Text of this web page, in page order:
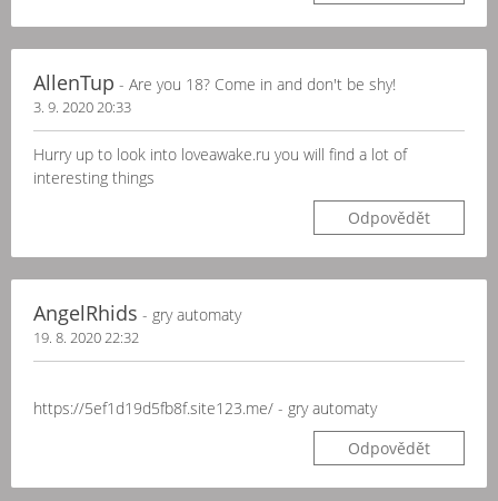
AllenTup - Are you 18? Come in and don't be shy!
3. 9. 2020 20:33
Hurry up to look into loveawake.ru you will find a lot of
interesting things
Odpovědět
AngelRhids - gry automaty
19. 8. 2020 22:32
https://5ef1d19d5fb8f.site123.me/ - gry automaty
Odpovědět